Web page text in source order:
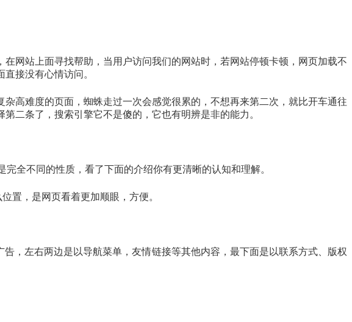
网站上面寻找帮助，当用户访问我们的网站时，若网站停顿卡顿，网页加载不
接没有心情访问。
高难度的页面，蜘蛛走过一次会感觉很累的，不想再来第二次，就比开车通往
二条了，搜索引擎它不是傻的，它也有明辨是非的能力。
全不同的性质，看了下面的介绍你有更清晰的认知和理解。
置，是网页看着更加顺眼，方便。
，左右两边是以导航菜单，友情链接等其他内容，最下面是以联系方式、版权